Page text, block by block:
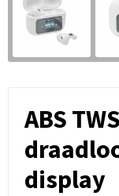
ABS
display